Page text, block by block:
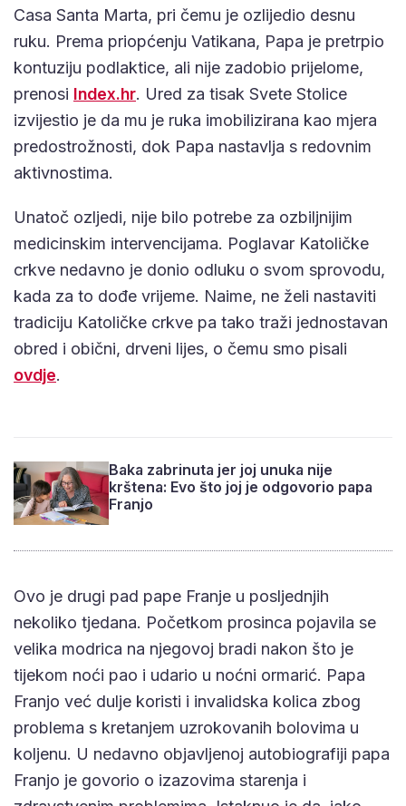
Casa Santa Marta, pri čemu je ozlijedio desnu
ruku. Prema priopćenju Vatikana, Papa je pretrpio
kontuziju podlaktice, ali nije zadobio prijelome,
prenosi Index.hr. Ured za tisak Svete Stolice
izvijestio je da mu je ruka imobilizirana kao mjera
predostrožnosti, dok Papa nastavlja s redovnim
aktivnostima.
Unatoč ozljedi, nije bilo potrebe za ozbiljnijim
medicinskim intervencijama. Poglavar Katoličke
crkve nedavno je donio odluku o svom sprovodu,
kada za to dođe vrijeme. Naime, ne želi nastaviti
tradiciju Katoličke crkve pa tako traži jednostavan
obred i obični, drveni lijes, o čemu smo pisali
ovdje.
Baka zabrinuta jer joj unuka nije
krštena: Evo što joj je odgovorio papa
Franjo
Ovo je drugi pad pape Franje u posljednjih
nekoliko tjedana. Početkom prosinca pojavila se
velika modrica na njegovoj bradi nakon što je
tijekom noći pao i udario u noćni ormarić. Papa
Franjo već dulje koristi i invalidska kolica zbog
problema s kretanjem uzrokovanih bolovima u
koljenu. U nedavno objavljenoj autobiografiji papa
Franjo je govorio o izazovima starenja i